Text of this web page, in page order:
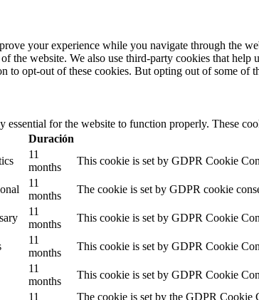
your experience while you navigate through the
the website. We also use third-party cookies that
to opt-out of these cookies. But opting out of some of
essential for the website to function properly. These
Duración
11
months
This cookie is set by GDPR Cookie
11
months
The cookie is set by GDPR cookie
11
months
This cookie is set by GDPR Cookie
11
months
This cookie is set by GDPR Cookie
11
months
This cookie is set by GDPR Cookie
11
The cookie is set by the GDPR Cookie